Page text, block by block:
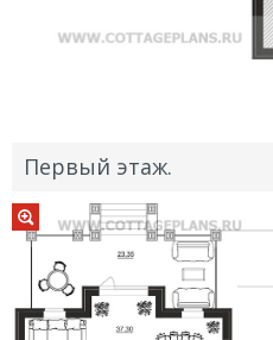
Первый этаж.